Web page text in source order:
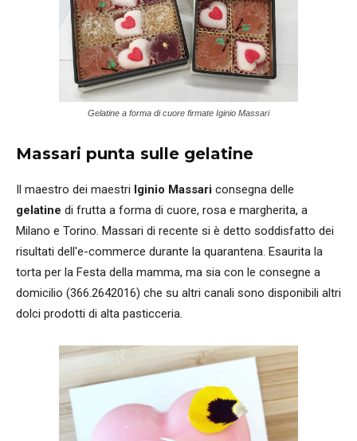
Gelatine a forma di cuore firmate Iginio Massari
Massari punta sulle gelatine
Il maestro dei maestri Iginio Massari consegna delle
gelatine di frutta a forma di cuore, rosa e margherita, a
Milano e Torino. Massari di recente si è detto soddisfatto dei
risultati dell'e-commerce durante la quarantena. Esaurita la
torta per la Festa della mamma, ma sia con le consegne a
domicilio (366.2642016) che su altri canali sono disponibili altri
dolci prodotti di alta pasticceria.